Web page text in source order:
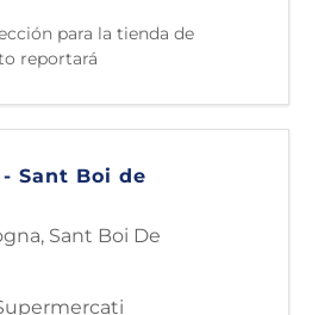
para la tienda de
reportará
de tienda.
de personal:
del equipo,
laboral y el
talento. • Desarrollo
diario
Sant Boi de
, Sant Boi De